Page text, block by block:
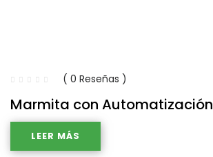
( 0 Reseñas )
Marmita con Automatización
LEER MÁS